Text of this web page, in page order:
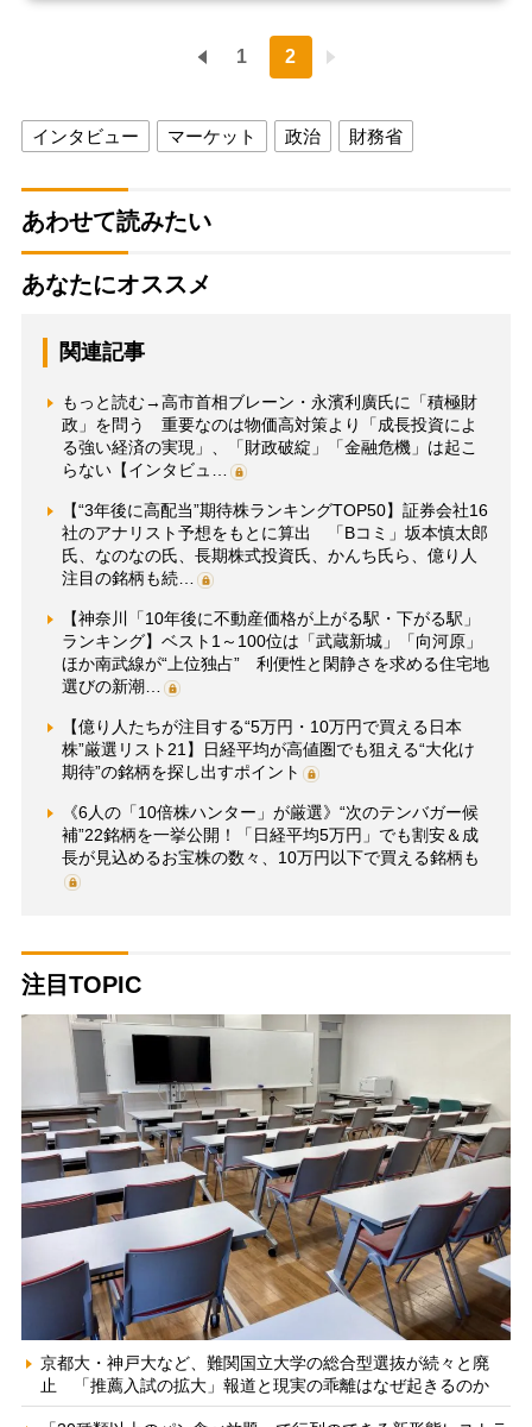
1 2
インタビュー マーケット 政治 財務省
あわせて読みたい
あなたにオススメ
関連記事
もっと読む→高市首相ブレーン・永濱利廣氏に「積極財
政」を問う 重要なのは物価高対策より「成長投資によ
る強い経済の実現」、「財政破綻」「金融危機」は起こ
らない【インタビュ…
【“3年後に高配当”期待株ランキングTOP50】証券会社16
社のアナリスト予想をもとに算出 「Bコミ」坂本慎太郎
氏、なのなの氏、長期株式投資氏、かんち氏ら、億り人
注目の銘柄も続…
【神奈川「10年後に不動産価格が上がる駅・下がる駅」
ランキング】ベスト1～100位は「武蔵新城」「向河原」
ほか南武線が“上位独占” 利便性と閑静さを求める住宅地
選びの新潮…
【億り人たちが注目する“5万円・10万円で買える日本
株”厳選リスト21】日経平均が高値圏でも狙える“大化け
期待”の銘柄を探し出すポイント
《6人の「10倍株ハンター」が厳選》“次のテンバガー候
補”22銘柄を一挙公開！「日経平均5万円」でも割安＆成
長が見込めるお宝株の数々、10万円以下で買える銘柄も
注目TOPIC
京都大・神戸大など、難関国立大学の総合型選抜が続々と廃
止 「推薦入試の拡大」報道と現実の乖離はなぜ起きるのか